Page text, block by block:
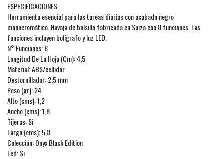
ESPECIFICACIONES
Herramienta esencial para las tareas diarias con acabado negro
monocromático. Navaja de bolsillo fabricada en Suiza con 8 funciones. Las
funciones incluyen bolígrafo y luz LED.
N° Funciones: 8
Longitud De La Hoja (Cm): 4,5
Material: ABS/cellidor
Destornillador: 2,5 mm
Peso (gr): 24
Alto (cms): 1,2
Ancho (cms): 1,8
Tijeras: Si
Largo (cms): 5,8
Colección: Onyx Black Edition
Led: Si